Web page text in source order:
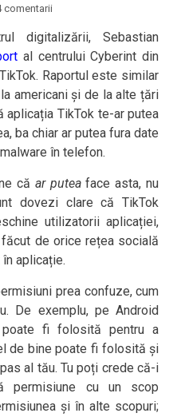
comentarii
digitalizării, Sebastian
al centrului Cyberint din
Raportul este similar
americani și de la alte țări
aplicația TikTok te-ar putea
ba chiar ar putea fura date
în telefon.
că ar puteaface asta, nu
dovezi clare că TikTok
utilizatorii aplicației,
de orice rețea socială
aplicație.
prea confuze, cum
De exemplu, pe Android
poate fi folosită pentru a
de bine poate fi folosită și
al tău. Tu poți crede că-i
permisiune cu un scop
și în alte scopuri;